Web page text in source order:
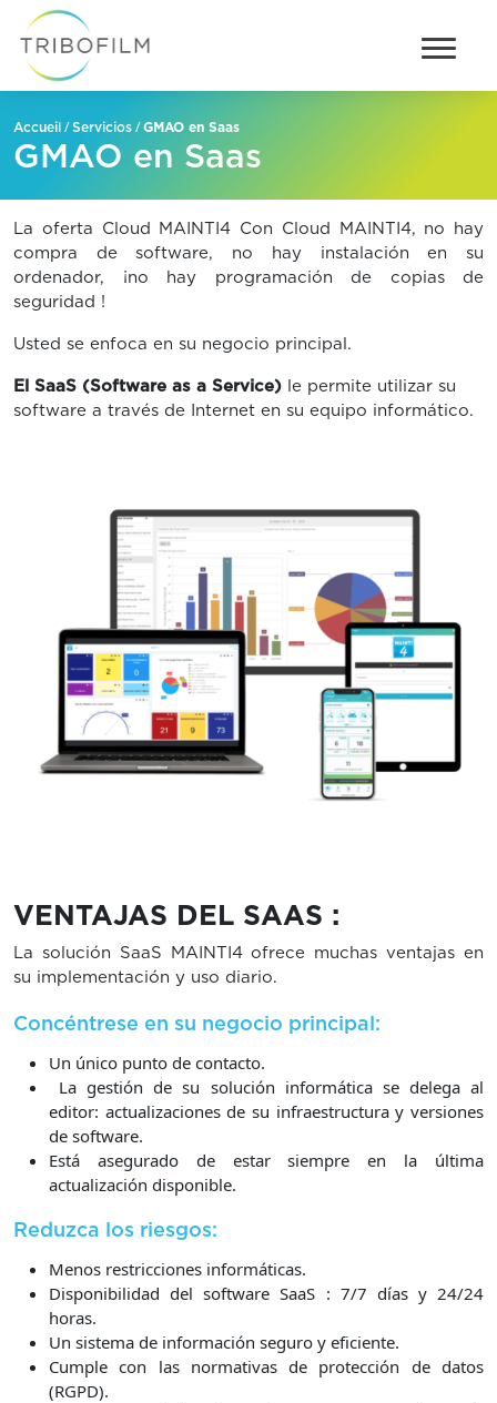
Accueil /Servicios /GMAO en Saas
GMAO en Saas
La oferta Cloud MAINTI4 Con Cloud MAINTI4, no hay
compra de software, no hay instalación en su
ordenador, ¡no hay programación de copias de
seguridad !
Usted se enfoca en su negocio principal.
El SaaS (Software as a Service) le permite utilizar su
software a través de Internet en su equipo informático.
VENTAJAS DEL SAAS :
La solución SaaS MAINTI4 ofrece muchas ventajas en
su implementación y uso diario.
Concéntrese en su negocio principal:
Un único punto de contacto.
La gestión de su solución informática se delega al
editor: actualizaciones de su infraestructura y versiones
de software.
Está asegurado de estar siempre en la última
actualización disponible.
Reduzca los riesgos:
Menos restricciones informáticas.
Disponibilidad del software SaaS : 7/7 días y 24/24
horas.
Un sistema de información seguro y eficiente.
Cumple con las normativas de protección de datos
(RGPD).